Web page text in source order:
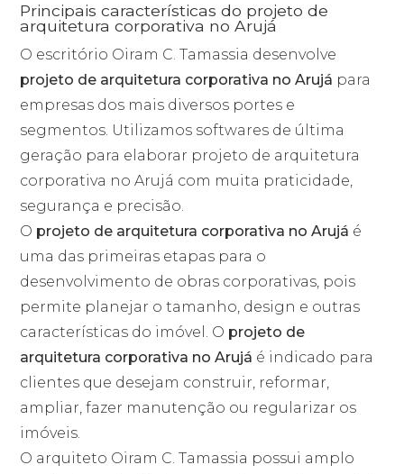
Principais características do projeto de
arquitetura corporativa no Arujá
O escritório Oiram C. Tamassia desenvolve
projeto de arquitetura corporativa no Arujá para
empresas dos mais diversos portes e
segmentos. Utilizamos softwares de última
geração para elaborar projeto de arquitetura
corporativa no Arujá com muita praticidade,
segurança e precisão.
O projeto de arquitetura corporativa no Arujá é
uma das primeiras etapas para o
desenvolvimento de obras corporativas, pois
permite planejar o tamanho, design e outras
características do imóvel. O projeto de
arquitetura corporativa no Arujá é indicado para
clientes que desejam construir, reformar,
ampliar, fazer manutenção ou regularizar os
imóveis.
O arquiteto Oiram C. Tamassia possui amplo